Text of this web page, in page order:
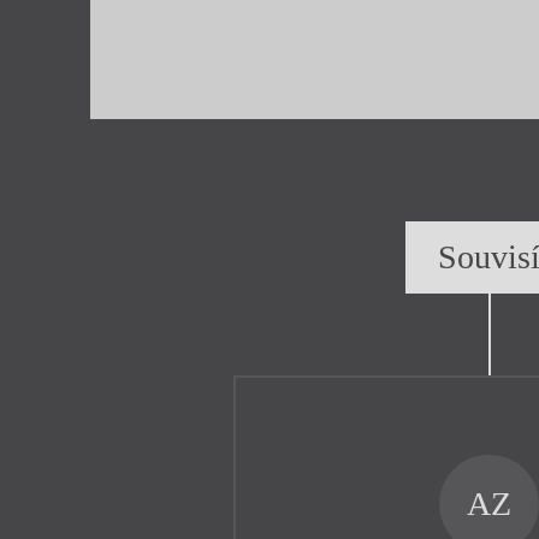
AZ